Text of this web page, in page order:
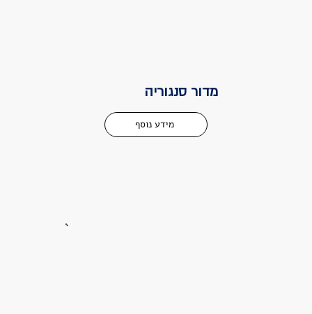
מדור סנגוריה
מידע נוסף